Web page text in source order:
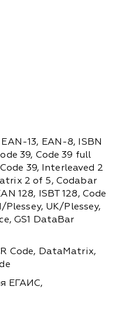
13, EAN-8, ISBN
39, Code 39 full
39, Interleaved 2
2 of 5, Codabar
128, ISBT 128, Code
Plessey, UK/Plessey,
GS1 DataBar
Code, DataMatrix,
ЕГАИС,